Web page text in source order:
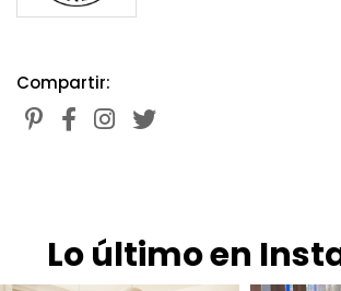
Compartir:
Lo último en